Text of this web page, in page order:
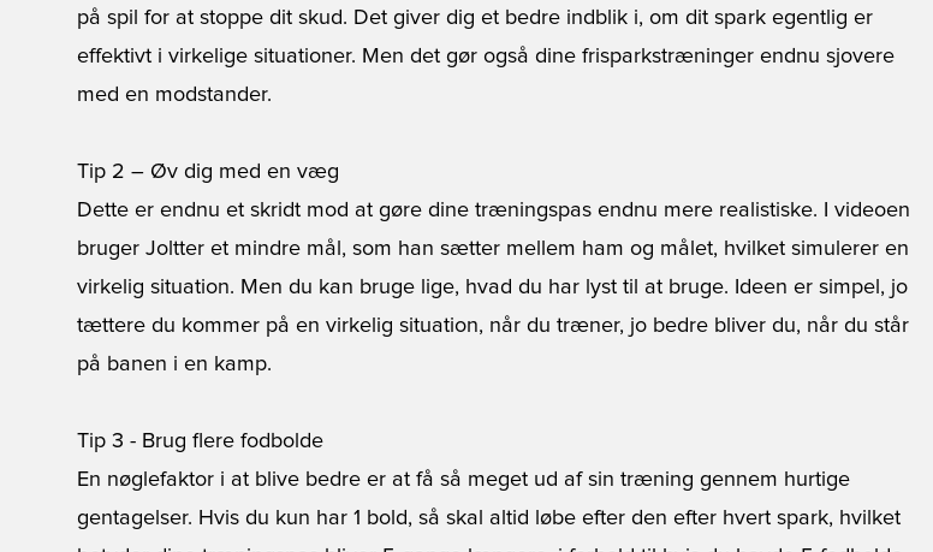
på spil for at stoppe dit skud. Det giver dig et bedre indblik i, om dit spark egentlig er
effektivt i virkelige situationer. Men det gør også dine frisparkstræninger endnu sjovere
med en modstander.
Tip 2 – Øv dig med en væg
Dette er endnu et skridt mod at gøre dine træningspas endnu mere realistiske. I videoen
bruger Joltter et mindre mål, som han sætter mellem ham og målet, hvilket simulerer en
virkelig situation. Men du kan bruge lige, hvad du har lyst til at bruge. Ideen er simpel, jo
tættere du kommer på en virkelig situation, når du træner, jo bedre bliver du, når du står
på banen i en kamp.
Tip 3 - Brug flere fodbolde
En nøglefaktor i at blive bedre er at få så meget ud af sin træning gennem hurtige
gentagelser. Hvis du kun har 1 bold, så skal altid løbe efter den efter hvert spark, hvilket